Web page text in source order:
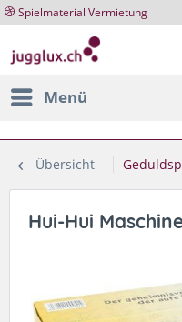
Spielmaterial Vermietung
Menü
Übersicht
Hui-Hui